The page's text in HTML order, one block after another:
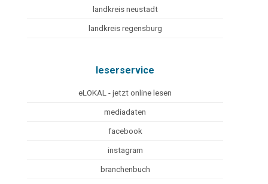
landkreis neustadt
landkreis regensburg
leserservice
eLOKAL - jetzt online lesen
mediadaten
facebook
instagram
branchenbuch